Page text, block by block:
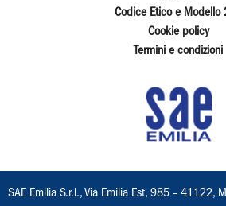
Codice Etico e Modello
Cookie policy
Termini e condizioni
SAE Emilia S.r.l., Via Emilia Est, 985 – 41122,